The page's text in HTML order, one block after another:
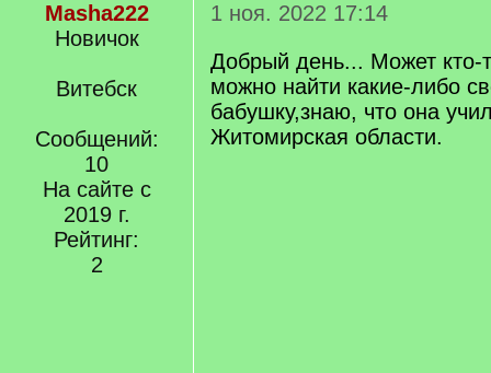
Masha222
Новичок
Витебск
Сообщений:
10
На сайте с
2019 г.
Рейтинг:
2
1 ноя. 2022 17:14
Добрый день... Может кто-
можно найти какие-либо
бабушку,знаю, что она
Житомирская области.